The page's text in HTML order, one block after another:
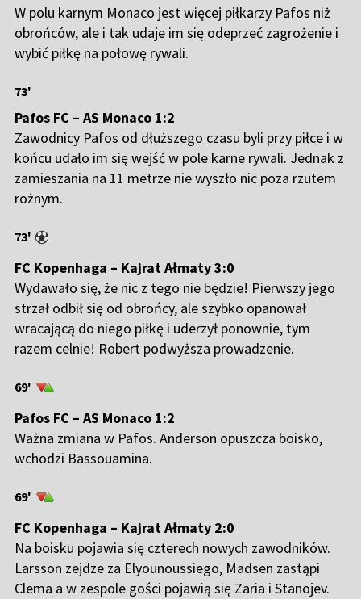
W polu karnym Monaco jest więcej piłkarzy Pafos niż
obrońców, ale i tak udaje im się odeprzeć zagrożenie i
wybić piłkę na połowę rywali.
73'
Pafos FC – AS Monaco 1:2
Zawodnicy Pafos od dłuższego czasu byli przy piłce i w
końcu udało im się wejść w pole karne rywali. Jednak z
zamieszania na 11 metrze nie wyszło nic poza rzutem
rożnym.
73'
FC Kopenhaga – Kajrat Ałmaty 3:0
Wydawało się, że nic z tego nie będzie! Pierwszy jego
strzał odbił się od obrońcy, ale szybko opanował
wracającą do niego piłkę i uderzył ponownie, tym
razem celnie! Robert podwyższa prowadzenie.
69'
Pafos FC – AS Monaco 1:2
Ważna zmiana w Pafos. Anderson opuszcza boisko,
wchodzi Bassouamina.
69'
FC Kopenhaga – Kajrat Ałmaty 2:0
Na boisku pojawia się czterech nowych zawodników.
Larsson zejdze za Elyounoussiego, Madsen zastąpi
Clema a w zespole gości pojawią się Zaria i Stanojev.